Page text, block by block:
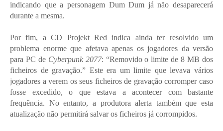
indicando que a personagem Dum Dum já não desaparecerá
durante a mesma.
Por fim, a CD Projekt Red indica ainda ter resolvido um
problema enorme que afetava apenas os jogadores da versão
para PC de Cyberpunk 2077: “Removido o limite de 8 MB dos
ficheiros de gravação.” Este era um limite que levava vários
jogadores a verem os seus ficheiros de gravação corromper caso
fosse excedido, o que estava a acontecer com bastante
frequência. No entanto, a produtora alerta também que esta
atualização não permitirá salvar os ficheiros já corrompidos.